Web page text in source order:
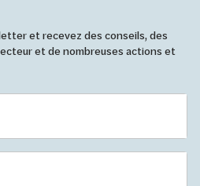
et recevez des conseils, des
et de nombreuses actions et